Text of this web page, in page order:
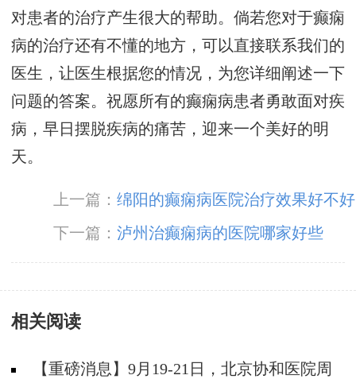
对患者的治疗产生很大的帮助。倘若您对于癫痫
病的治疗还有不懂的地方，可以直接联系我们的
医生，让医生根据您的情况，为您详细阐述一下
问题的答案。祝愿所有的癫痫病患者勇敢面对疾
病，早日摆脱疾病的痛苦，迎来一个美好的明
天。
上一篇：绵阳的癫痫病医院治疗效果好不好
下一篇：泸州治癫痫病的医院哪家好些
相关阅读
【重磅消息】9月19-21日，北京协和医院周